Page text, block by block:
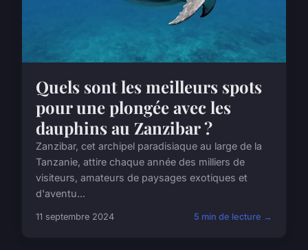
Quels sont les meilleurs spots
pour une plongée avec les
dauphins au Zanzibar ?
Zanzibar, cet archipel paradisiaque au large de la
Tanzanie, attire chaque année des milliers de
visiteurs, amateurs de paysages exotiques et
d'aventu...
11 septembre 2024 5 min de lecture →